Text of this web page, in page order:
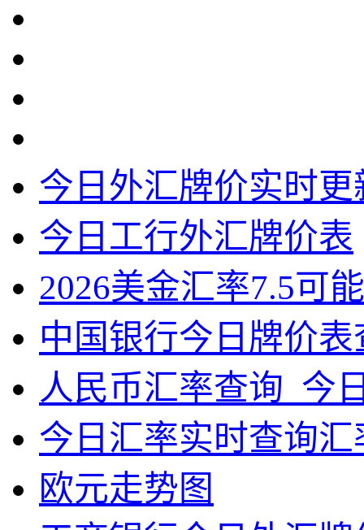
今日外汇牌价实时更
今日工行外汇牌价表
2026美金汇率7.5可
中国银行今日牌价表
人民币汇率查询_今
今日汇率实时查询汇
欧元走势图